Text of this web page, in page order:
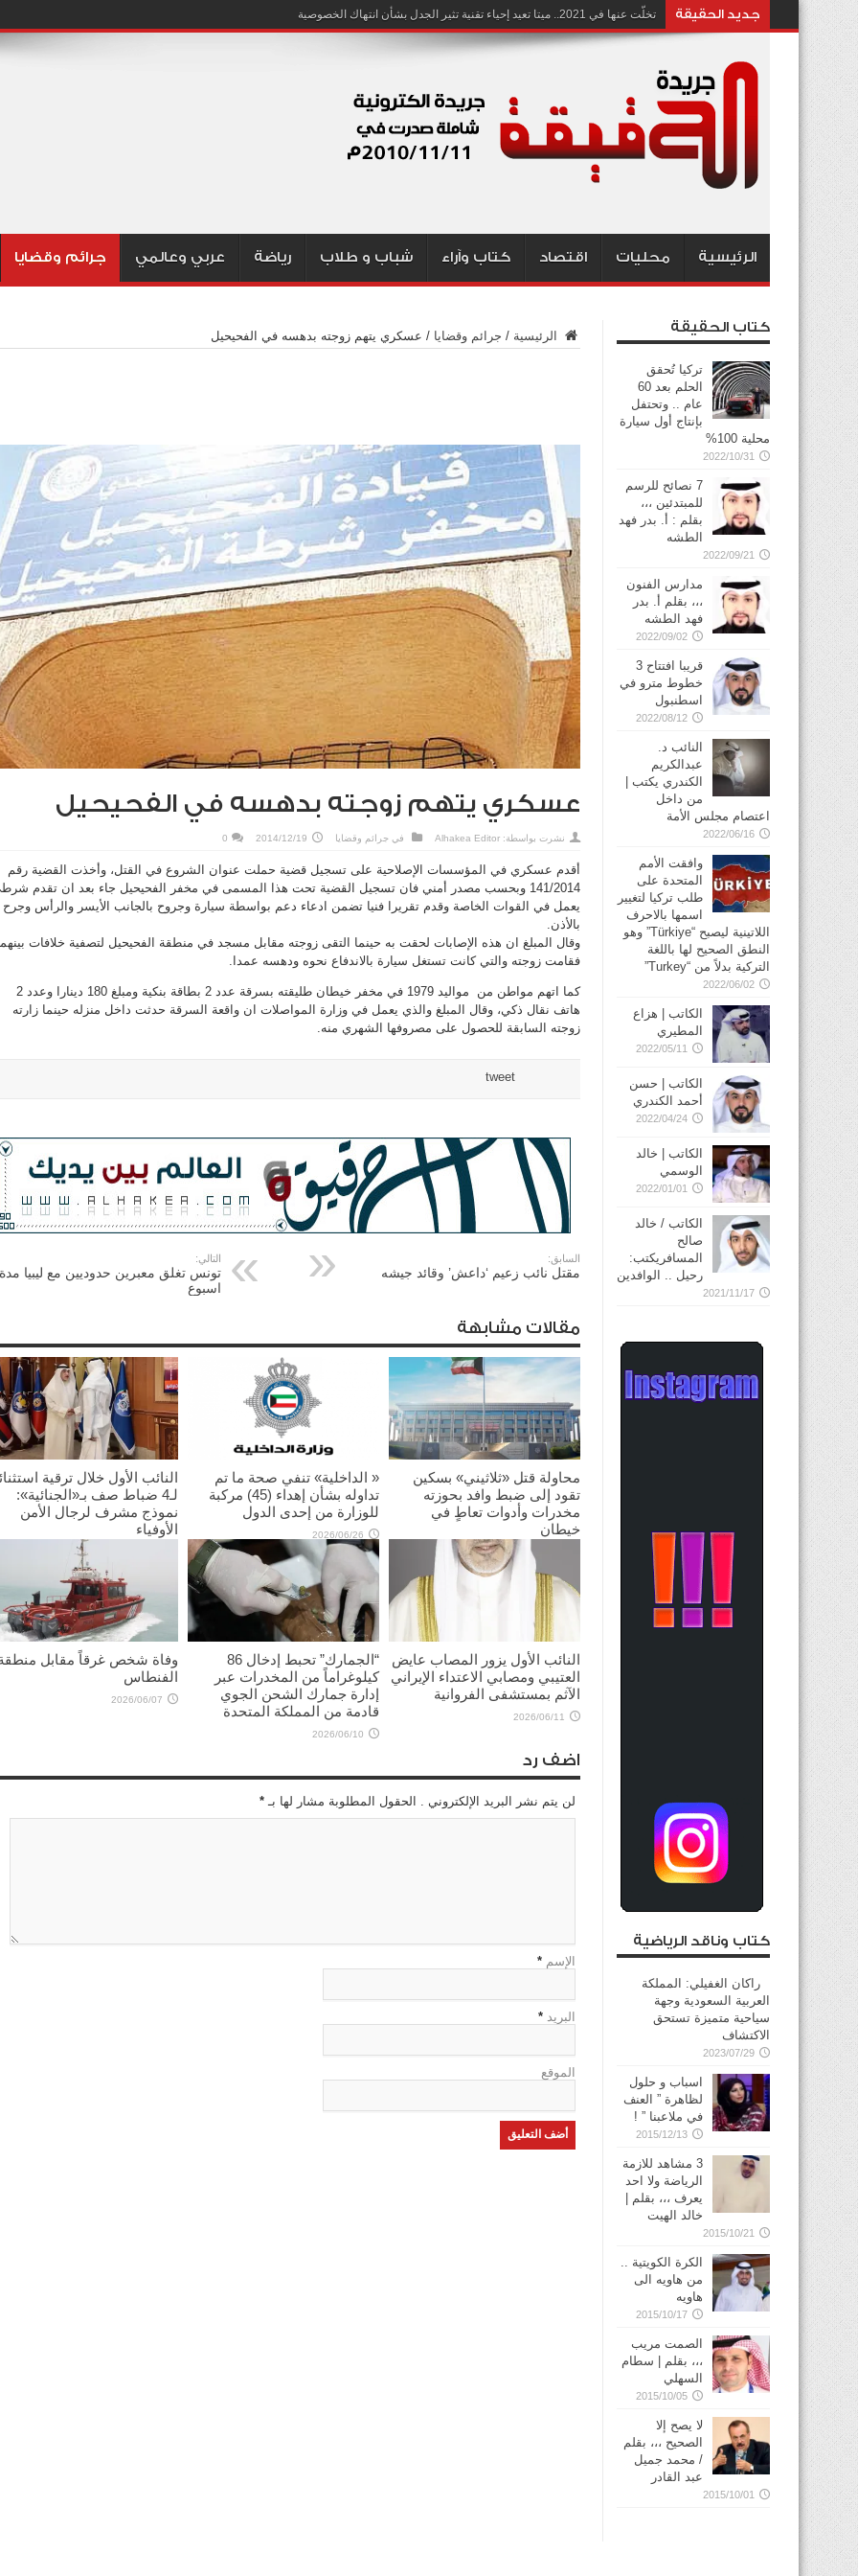
جديد الحقيقة تخلّت عنها في 2021.. ميتا تعيد إحياء تقنية تثير الجدل بشأن انتهاك الخصوصية
الرئيسية محليات اقتصاد كتاب وآراء شباب و طلاب رياضة عربي وعالمي جرائم وقضايا
الرئيسية / جرائم وقضايا / عسكري يتهم زوجته بدهسه في الفحيحيل
عسكري يتهم زوجته بدهسه في الفحيحيل
نشرت بواسطة: Alhakea Editor في جرائم وقضايا 2014/12/19
0
أقدم عسكري في المؤسسات الإصلاحية على تسجيل قضية حملت عنوان الشروع في القتل، وأخذت القضية رقم
141/2014 وبحسب مصدر أمني فان تسجيل القضية تحت هذا المسمى في مخفر الفحيحيل جاء بعد ان تقدم
يعمل في القوات الخاصة وقدم تقريرا فنيا تضمن ادعاء دعم بواسطة سيارة وجروح بالجانب الأيسر والرأس وجرح
بالأذن.
وقال المبلغ ان هذه الإصابات لحقت به حينما التقى زوجته مقابل مسجد في منطقة الفحيحيل لتصفية خلافات
فقامت زوجته والتي كانت تستغل سيارة بالاندفاع نحوه ودهسه عمدا.
كما اتهم مواطن من مواليد 1979 في مخفر خيطان طليقته بسرقة عدد 2 بطاقة بنكية ومبلغ 180 دينارا وعدد 2
هاتف نقال ذكي، وقال المبلغ والذي يعمل في وزارة المواصلات ان واقعة السرقة حدثت داخل منزله حينما زارته
زوجته السابقة للحصول على مصروفها الشهري منه.
tweet
السابق:
مقتل نائب زعيم ‘داعش’ وقائد جيشه
التالي:
تونس تغلق معبرين حدوديين مع ليبيا مدة
اسبوع
مقالات مشابهة
محاولة قتل «ثلاثيني» بسكين
تقود إلى ضبط وافد بحوزته
مخدرات وأدوات تعاطٍ في
خيطان
2026/06/26
« الداخلية» تنفي صحة ما تم
تداوله بشأن إهداء (45) مركبة
للوزارة من إحدى الدول
2026/06/26
النائب الأول خلال ترقية
لـ4 ضباط صف بـ«الجنائية»:
نموذج مشرف لرجال الأمن
الأوفياء
النائب الأول يزور المصاب عايض
العتيبي ومصابي الاعتداء الإيراني
الآثم بمستشفى الفروانية
2026/06/11
“الجمارك” تحبط إدخال 86
كيلوغراماً من المخدرات عبر
إدارة جمارك الشحن الجوي
قادمة من المملكة المتحدة
2026/06/10
وفاة شخص غرقاً مقابل
الفنطاس
2026/06/07
اضف رد
لن يتم نشر البريد الإلكتروني . الحقول المطلوبة مشار لها بـ *
الإسم *
البريد *
الموقع
كتاب الحقيقة
تركيا تُحقق
الحلم بعد 60
عام .. وتحتفل
بإنتاج أول سيارة
محلية 100%
2022/10/31
7 نصائح للرسم
للمبتدئين ،،،
بقلم : أ. بدر فهد
الطشه
2022/09/21
مدارس الفنون
،،، بقلم أ. بدر
فهد الطشه
2022/09/02
قريبا افتتاح 3
خطوط مترو في
2022/08/12
النائب د.
عبدالكريم
الكندري يكتب |
من داخل
اعتصام مجلس الأمة
2022/06/16
وافقت الأمم
المتحدة على
طلب تركيا لتغيير
اسمها بالاحرف
اللاتينية ليصبح “Türkiye” وهو
النطق الصحيح لها باللغة
التركية بدلاً من “Turkey”
2022/06/02
الكاتب | هزاع
المطيري
2022/05/11
الكاتب | حسن
أحمد الكندري
2022/04/24
الكاتب | خالد
الوسمي
2022/01/01
الكاتب / خالد
صالح
المسافريكتب:
رحيل .. الوافدين
2021/11/17
كتاب وناقد الرياضية
راكان الغفيلي: المملكة
العربية السعودية وجهة
سياحية متميزة تستحق
الاكتشاف
2023/07/29
اسباب و حلول
لظاهرة ” العنف
في ملاعبنا ” !
2015/12/13
3 مشاهد للازمة
الرياضة ولا احد
يعرف ،،، بقلم |
خالد الهيت
2015/10/21
الكرة الكويتية ..
من هاويه الى
هاويه
2015/10/17
الصمت مريب
،،، بقلم | سطام
السهلي
2015/10/05
لا يصح إلا
الصحيح ،،، بقلم
/ محمد جميل
عبد القادر
2015/10/01